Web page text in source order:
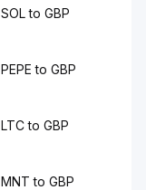
SOL to GBP
PEPE to GBP
LTC to GBP
MNT to GBP